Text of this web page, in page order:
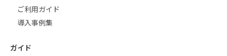
ご利用ガイド
導入事例集
ガイド